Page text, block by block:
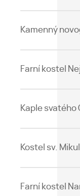
Kamenný
Farní kostel
Kaple svatého
Kostel sv.
Farní kostel